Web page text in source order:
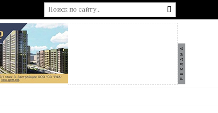
РЕКЛАМА